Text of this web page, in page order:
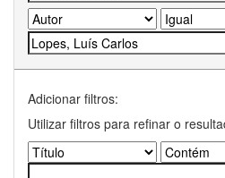
Adicionar filtros:
Utilizar filtros para refinar o